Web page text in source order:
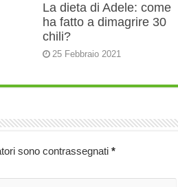
La dieta di Adele: come
ha fatto a dimagrire 30
chili?
25 Febbraio 2021
sono contrassegnati *